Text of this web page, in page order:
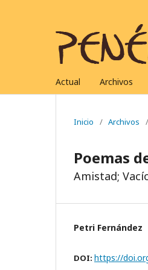
Actual Archivos
Inicio / Archivos /
Poemas
Amistad;
Petri Fernández
DOI: https://